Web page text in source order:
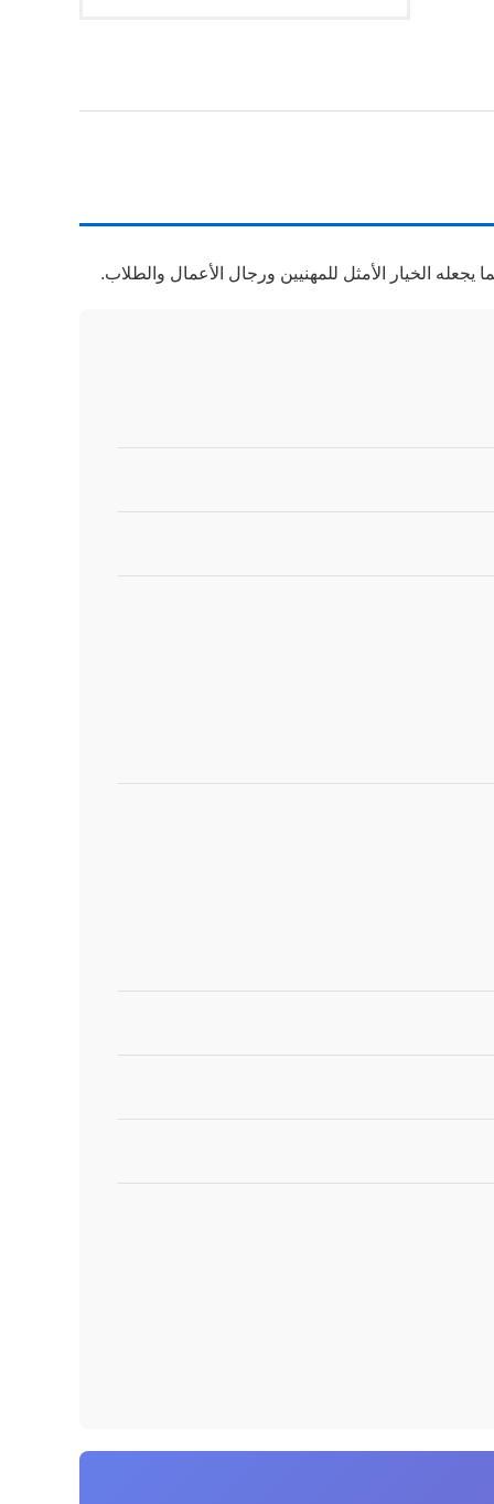
يجعله الخيار الأمثل للمهنيين ورجال الأعمال والطلاب.